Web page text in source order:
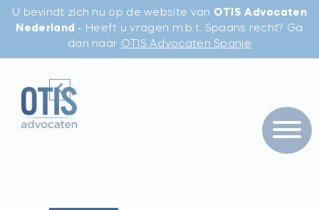
U bevindt zich nu op de website van OTIS Advocaten
Nederland - Heeft u vragen m.b.t. Spaans recht? Ga
dan naar OTIS Advocaten Spanje